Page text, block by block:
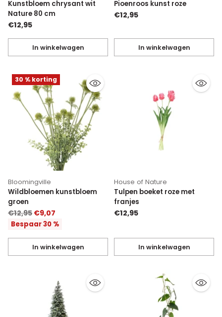
Kunstbloem chrysant wit
Nature 80 cm
€12,95
In winkelwagen
Hoeveelheid
Pioenroos kunst roze
€12,95
In winkelwagen
Hoeveelheid
30 % korting
Bloomingville
Wildbloemen kunstbloem
groen
Normale
prijs
€12,95 €9,07
Bespaar 30 %
In winkelwagen
Hoeveelheid
House of Nature
Tulpen boeket roze met
franjes
€12,95
In winkelwagen
Hoeveelheid